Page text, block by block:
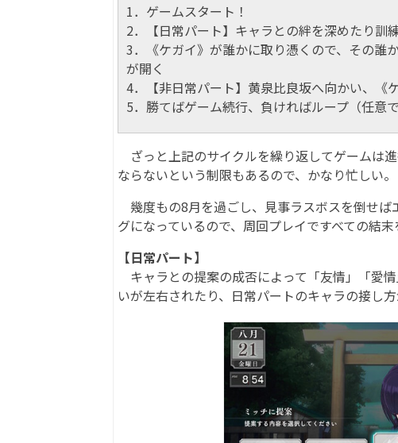
1．ゲームスタート！
2．【日常パート】キャラとの絆を深めたり訓
3．《ケガイ》が誰かに取り憑くので、その誰
が開く
4．【非日常パート】黄泉比良坂へ向かい、《
5．勝てばゲーム続行、負ければループ（任意
ざっと上記のサイクルを繰り返してゲームは
ならないという制限もあるので、かなり忙しい。
幾度もの8月を過ごし、見事ラスボスを倒せ
グになっているので、周回プレイですべての結
【日常パート】
キャラとの提案の成否によって「友情」「愛
いが左右されたり、日常パートのキャラの接し方